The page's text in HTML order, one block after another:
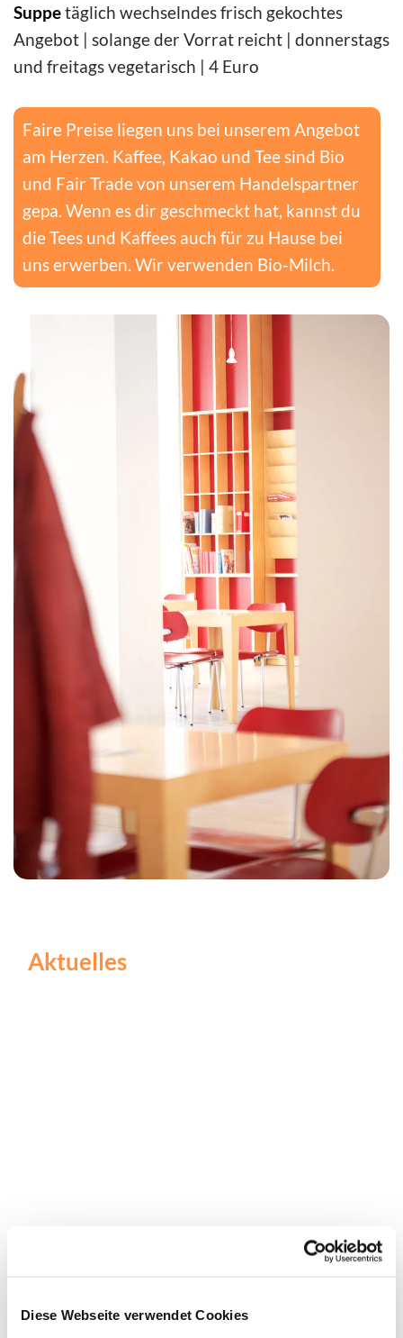
Diese Webseite verwendet Cookies
Suppetäglich wechselndes frisch gekochtes
Angebot | solange der Vorrat reicht | donnerstags
und freitags vegetarisch | 4 Euro
Faire Preise liegen uns bei unserem Angebot
am Herzen. Kaffee, Kakao und Tee sind Bio
und Fair Trade von unserem Handelspartner
gepa. Wenn es dir geschmeckt hat, kannst du
die Tees und Kaffees auch für zu Hause bei
uns erwerben. Wir verwenden Bio-Milch.
Aktuelles